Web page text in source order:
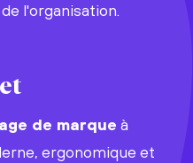
l'organisation.
de marque à
ergonomique et